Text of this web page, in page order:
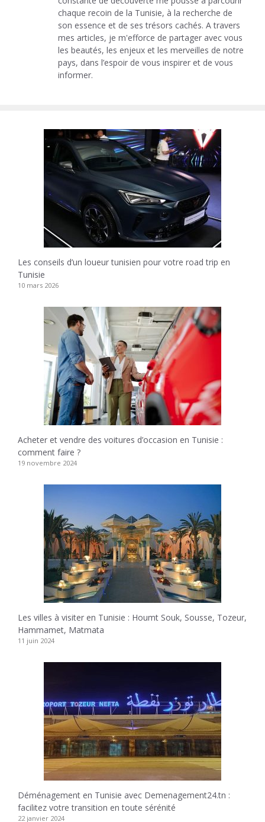
chaque recoin de la Tunisie, à la recherche de
son essence et de ses trésors cachés. A travers
mes articles, je m'efforce de partager avec vous
les beautés, les enjeux et les merveilles de notre
pays, dans l’espoir de vous inspirer et de vous
informer.
Les conseils d’un loueur tunisien pour votre road trip en
Tunisie
10 mars 2026
Acheter et vendre des voitures d’occasion en Tunisie :
comment faire ?
19 novembre 2024
Les villes à visiter en Tunisie : Houmt Souk, Sousse, Tozeur,
Hammamet, Matmata
11 juin 2024
Déménagement en Tunisie avec Demenagement24.tn :
facilitez votre transition en toute sérénité
22 janvier 2024